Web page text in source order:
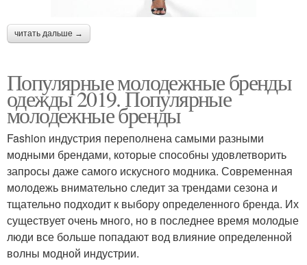
читать дальше →
Популярные молодежные бренды
одежды 2019. Популярные
молодежные бренды
Fashion индустрия переполнена самыми разными
модными брендами, которые способны удовлетворить
запросы даже самого искусного модника. Современная
молодежь внимательно следит за трендами сезона и
тщательно подходит к выбору определенного бренда. Их
существует очень много, но в последнее время молодые
люди все больше попадают вод влияние определенной
волны модной индустрии.